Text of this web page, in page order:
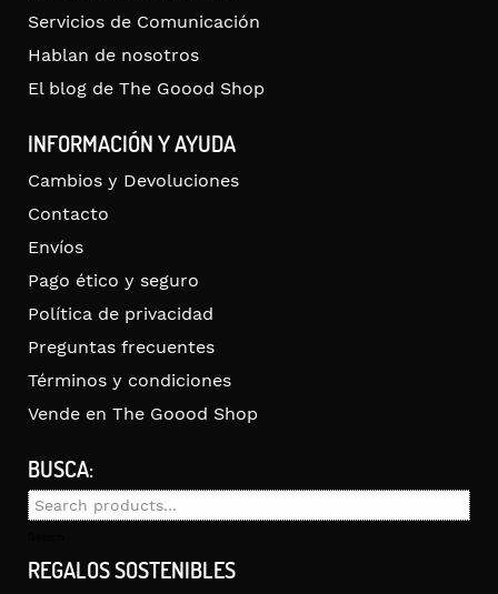
Servicios de Comunicación
Hablan de nosotros
El blog de The Goood Shop
INFORMACIÓN Y AYUDA
Cambios y Devoluciones
Contacto
Envíos
Pago ético y seguro
Política de privacidad
Preguntas frecuentes
Términos y condiciones
Vende en The Goood Shop
BUSCA:
Search
REGALOS SOSTENIBLES